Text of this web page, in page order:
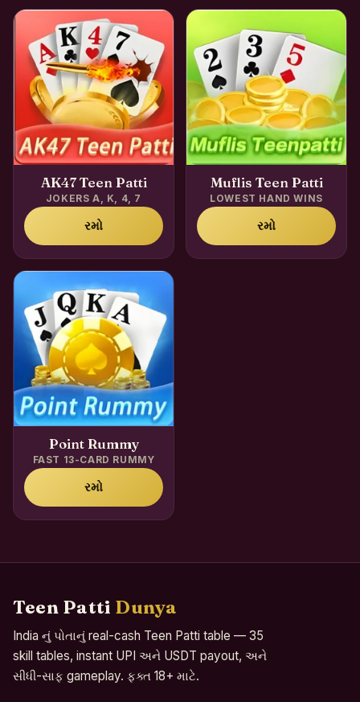
AK47 Teen Patti
JOKERS A, K, 4, 7
રમો
Muflis Teen Patti
LOWEST HAND WINS
રમો
Point Rummy
FAST 13-CARD RUMMY
રમો
Teen Patti Dunya
India નું પોતાનું real-cash Teen Patti table — 35
skill tables, instant UPI અને USDT payout, અને
સીધી-સાફ gameplay. ફક્ત 18+ માટે.